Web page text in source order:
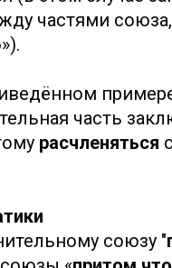
частями
часть
расчленяться
союзу "